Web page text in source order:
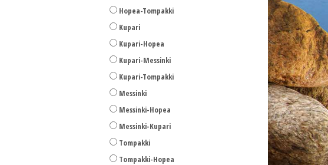
Hopea-Tompakki
Kupari
Kupari-Hopea
Kupari-Messinki
Kupari-Tompakki
Messinki
Messinki-Hopea
Messinki-Kupari
Tompakki
Tompakki-Hopea